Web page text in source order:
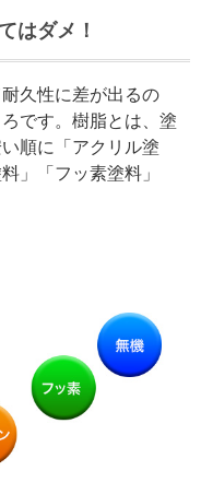
はダメ！
久性に差が出るの
です。樹脂とは、塗
順に「アクリル塗
」「フッ素塗料」